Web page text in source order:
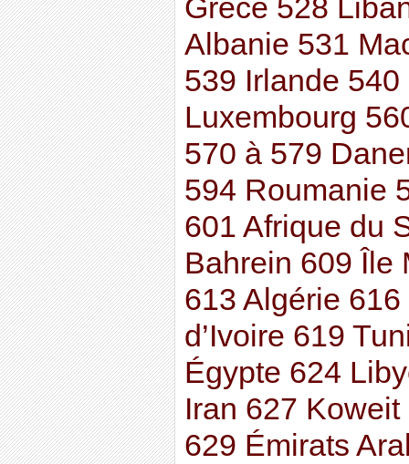
Grèce 528
Albanie 531
539 Irlande
Luxembourg
570 à 579
594 Roumanie
601 Afrique du
Bahrein 609 Île
613 Algérie
d’Ivoire 619
Égypte 624
Iran 627
629 Émirats